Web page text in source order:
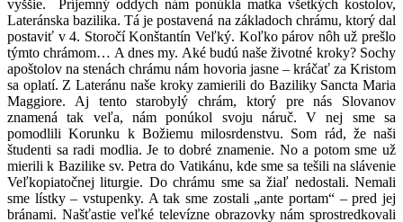
vyššie. Príjemný oddych nám ponúkla matka všetkých kostolov,
Lateránska bazilika. Tá je postavená na základoch chrámu, ktorý dal
postaviť v 4. Storočí Konštantín Veľký. Koľko párov nôh už prešlo
týmto chrámom… A dnes my. Aké budú naše životné kroky? Sochy
apoštolov na stenách chrámu nám hovoria jasne – kráčať za Kristom
sa oplatí. Z Lateránu naše kroky zamierili do Baziliky Sancta Maria
Maggiore. Aj tento starobylý chrám, ktorý pre nás Slovanov
znamená tak veľa, nám ponúkol svoju náruč. V nej sme sa
pomodlili Korunku k Božiemu milosrdenstvu. Som rád, že naši
študenti sa radi modlia. Je to dobré znamenie. No a potom sme už
mierili k Bazilike sv. Petra do Vatikánu, kde sme sa tešili na slávenie
Veľkopiatočnej liturgie. Do chrámu sme sa žiaľ nedostali. Nemali
sme lístky – vstupenky. A tak sme zostali „ante portam“ – pred jej
bránami. Našťastie veľké televízne obrazovky nám sprostredkovali